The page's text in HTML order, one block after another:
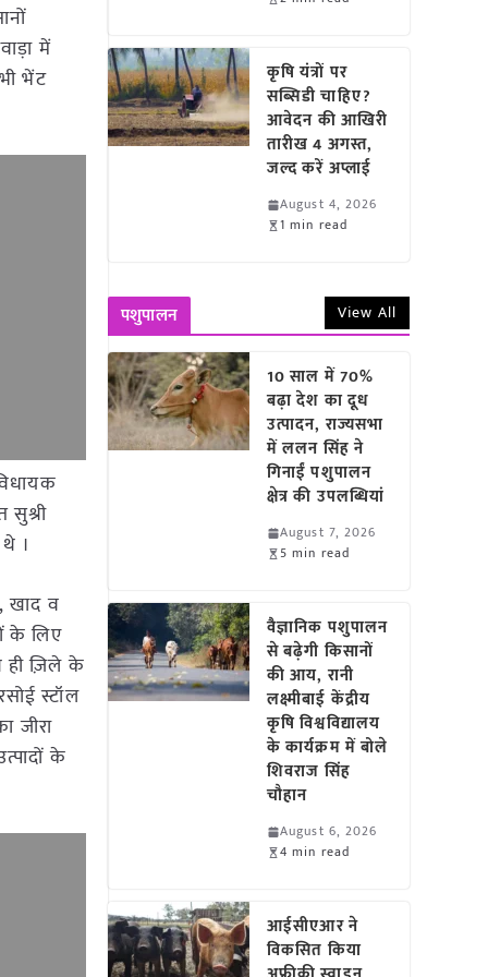
में
भेंट
सुश्री
।
खाद व
के लिए
ही ज़िले के
स्टॉल
जीरा
के
कृषि यंत्रों पर
सब्सिडी चाहिए?
आवेदन की आखिरी
तारीख 4 अगस्त,
जल्द करें अप्लाई
August 4, 2026
1 min read
पशुपालन View All
10 साल में 70%
बढ़ा देश का दूध
उत्पादन, राज्यसभा
में ललन सिंह ने
गिनाईं पशुपालन
क्षेत्र की उपलब्धियां
August 7, 2026
5 min read
वैज्ञानिक पशुपालन
से बढ़ेगी किसानों
की आय, रानी
लक्ष्मीबाई केंद्रीय
कृषि विश्वविद्यालय
के कार्यक्रम में बोले
शिवराज सिंह
चौहान
August 6, 2026
4 min read
आईसीएआर ने
विकसित किया